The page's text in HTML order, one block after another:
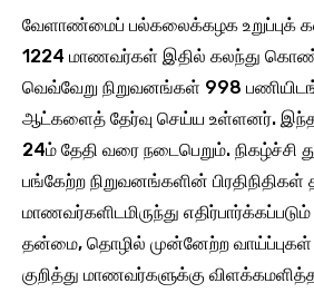
வேளாண்மைப் பல்கலைக்கழக உறுப்புக்
1224 மாணவர்கள் இதில் கலந்து
வெவ்வேறு நிறுவனங்கள் 998
ஆட்களைத் தேர்வு செய்ய உள்ளனர்.
24ம் தேதி வரை நடைபெறும். நிகழ்ச்சி
பங்கேற்ற நிறுவனங்களின்
மாணவர்களிடமிருந்து
தன்மை, தொழில் முன்னேற்ற வாய்ப்புகள்
குறித்து மாணவர்களுக்கு